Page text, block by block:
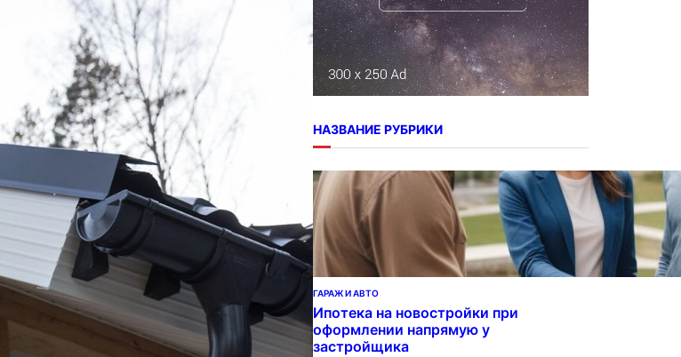
НАЗВАНИЕ РУБРИКИ
ГАРАЖ И АВТО
Ипотека на новостройки при
оформлении напрямую у
застройщика